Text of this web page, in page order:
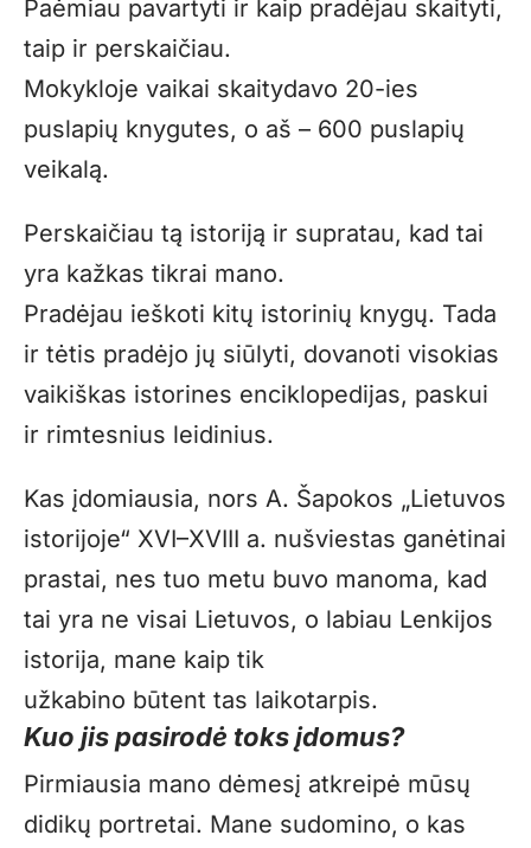
Paėmiau pavartyti ir kaip pradėjau skaityti,
taip ir perskaičiau.
Mokykloje vaikai skaitydavo 20-ies
puslapių knygutes, o aš – 600 puslapių
veikalą.
Perskaičiau tą istoriją ir supratau, kad tai
yra kažkas tikrai mano.
Pradėjau ieškoti kitų istorinių knygų. Tada
ir tėtis pradėjo jų siūlyti, dovanoti visokias
vaikiškas istorines enciklopedijas, paskui
ir rimtesnius leidinius.
Kas įdomiausia, nors A. Šapokos „Lietuvos
istorijoje“ XVI–XVIII a. nušviestas ganėtinai
prastai, nes tuo metu buvo manoma, kad
tai yra ne visai Lietuvos, o labiau Lenkijos
istorija, mane kaip tik
užkabino būtent tas laikotarpis.
Kuo jis pasirodė toks įdomus?
Pirmiausia mano dėmesį atkreipė mūsų
didikų portretai. Mane sudomino, o kas